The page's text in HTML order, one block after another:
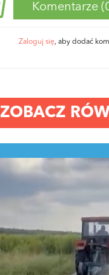
Komentarze
Zaloguj się, aby dodać
ZOBACZ